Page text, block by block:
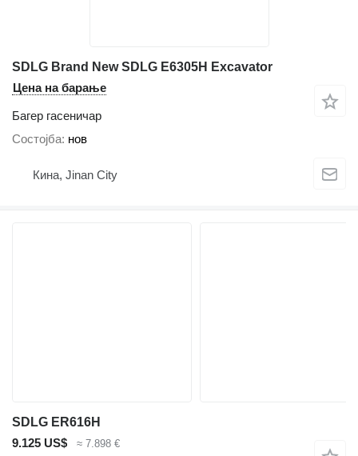
SDLG ​Brand New SDLG E6305H Excavator
Цена на барање
Багер гасеничар
Состојба нов
Кина, Jinan City
SDLG ER616H
9.125 US$
≈ 7.898 €